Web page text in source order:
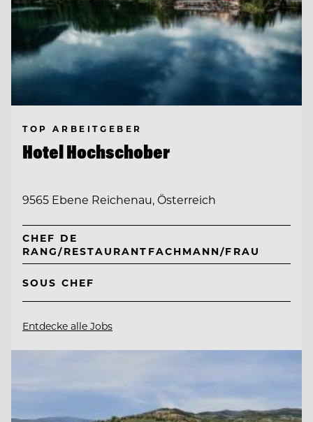
TOP ARBEITGEBER
Hotel Hochschober
9565 Ebene Reichenau, Österreich
CHEF DE
RANG/RESTAURANTFACHMANN/FRAU
SOUS CHEF
Entdecke alle Jobs